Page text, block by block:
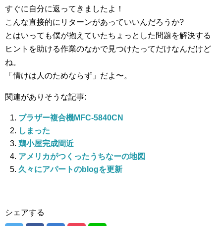
すぐに自分に返ってきましたよ！
こんな直接的にリターンがあっていいんだろうか?
とはいっても僕が抱えていたちょっとした問題を解決する
ヒントを助ける作業のなかで見つけたってだけなんだけど
ね。
「情けは人のためならず」だよ〜。
関連がありそうな記事:
ブラザー複合機MFC-5840CN
しまった
鶏小屋完成間近
アメリカがつくったうちなーの地図
久々にアパートのblogを更新
シェアする